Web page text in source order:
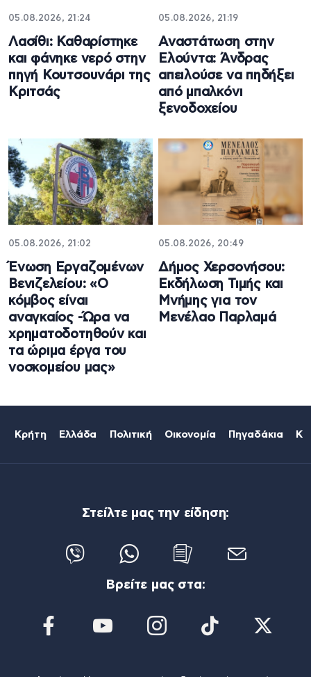
05.08.2026, 21:24
Λασίθι: Καθαρίστηκε
και φάνηκε νερό στην
πηγή Κουτσουνάρι της
Κριτσάς
05.08.2026, 21:19
Αναστάτωση στην
Ελούντα: Άνδρας
απειλούσε να πηδήξει
από μπαλκόνι
ξενοδοχείου
05.08.2026, 21:02
Ένωση Εργαζομένων
Βενιζελείου: «Ο
κόμβος είναι
αναγκαίος -Ώρα να
χρηματοδοτηθούν και
τα ώριμα έργα του
νοσκομείου μας»
05.08.2026, 20:49
Δήμος Χερσονήσου:
Εκδήλωση Τιμής και
Μνήμης για τον
Μενέλαο Παρλαμά
Κρήτη Ελλάδα Πολιτική Οικονομία Πηγαδάκια
Στείλτε μας την είδηση:
Βρείτε μας στα: